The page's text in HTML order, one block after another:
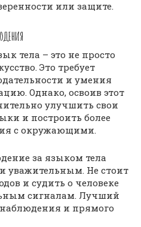
или защите.
тела – это не просто
Это требует
и умения
Однако, освоив этот
улучшить свои
и построить более
с окружающими.
за языком тела
уважительным. Не стоит
и судить о человеке
сигналам. Лучший
наблюдения и прямого